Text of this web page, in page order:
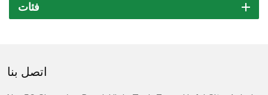
فئات
اتصل بنا